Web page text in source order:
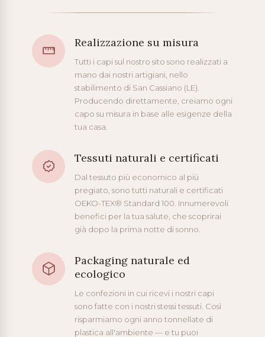
Realizzazione su misura
Tutti i capi sul nostro sito sono realizzati a
mano dai nostri artigiani, nello
stabilimento di San Cassiano (LE).
Producendo direttamente, creiamo ogni
capo su misura in base alle esigenze della
tua casa.
Tessuti naturali e certificati
Dal tessuto più economico al più
pregiato, sono tutti naturali e certificati
OEKO-TEX® Standard 100. Innumerevoli
benefici per la tua salute, che scoprirai
già dopo la prima notte di sonno.
Packaging naturale ed
ecologico
Le confezioni in cui ricevi i nostri capi
sono fatte con i nostri stessi tessuti. Così
risparmiamo ogni anno tonnellate di
plastica all'ambiente — e tu puoi